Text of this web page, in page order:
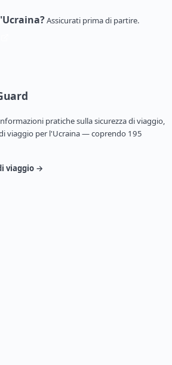
Assicurati prima di partire.
pratiche sulla sicurezza di viaggio,
viaggio per l'Ucraina — coprendo 195
viaggio →